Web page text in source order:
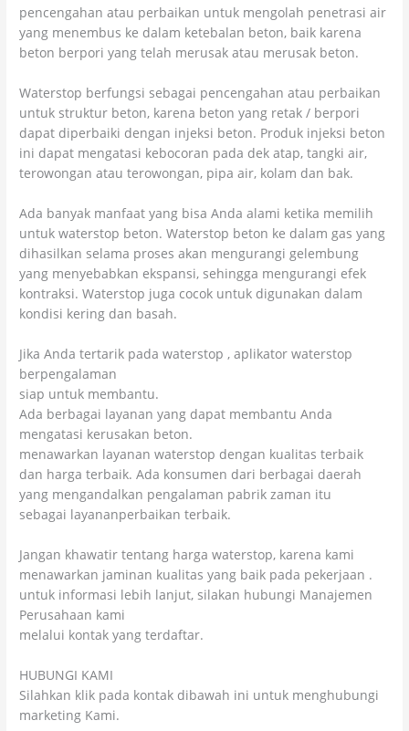
pencengahan atau perbaikan untuk mengolah penetrasi air
yang menembus ke dalam ketebalan beton, baik karena
beton berpori yang telah merusak atau merusak beton.
Waterstop berfungsi sebagai pencengahan atau perbaikan
untuk struktur beton, karena beton yang retak / berpori
dapat diperbaiki dengan injeksi beton. Produk injeksi beton
ini dapat mengatasi kebocoran pada dek atap, tangki air,
terowongan atau terowongan, pipa air, kolam dan bak.
Ada banyak manfaat yang bisa Anda alami ketika memilih
untuk waterstop beton. Waterstop beton ke dalam gas yang
dihasilkan selama proses akan mengurangi gelembung
yang menyebabkan ekspansi, sehingga mengurangi efek
kontraksi. Waterstop juga cocok untuk digunakan dalam
kondisi kering dan basah.
Jika Anda tertarik pada waterstop , aplikator waterstop
berpengalaman
siap untuk membantu.
Ada berbagai layanan yang dapat membantu Anda
mengatasi kerusakan beton.
menawarkan layanan waterstop dengan kualitas terbaik
dan harga terbaik. Ada konsumen dari berbagai daerah
yang mengandalkan pengalaman pabrik zaman itu
sebagai layananperbaikan terbaik.
Jangan khawatir tentang harga waterstop, karena kami
menawarkan jaminan kualitas yang baik pada pekerjaan .
untuk informasi lebih lanjut, silakan hubungi Manajemen
Perusahaan kami
melalui kontak yang terdaftar.
HUBUNGI KAMI
Silahkan klik pada kontak dibawah ini untuk menghubungi
marketing Kami.